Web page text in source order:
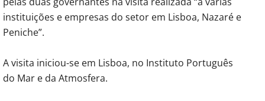
instituições e empresas do setor em Lisboa, Nazaré e
Peniche”.
A visita iniciou-se em Lisboa, no Instituto Português
do Mar e da Atmosfera.